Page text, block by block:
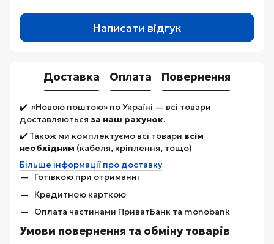
Написати відгук
Доставка Оплата Повернення
✔️ «Новою поштою» по Україні — всі товари
доставляються за наш рахунок.
✔️ Також ми комплектуємо всі товари всім
необхідним (кабеля, кріплення, тощо)
Більше інформації про доставку
Готівкою при отриманні
Кредитною карткою
Оплата частинами ПриватБанк та monobank
Умови повернення та обміну товарів